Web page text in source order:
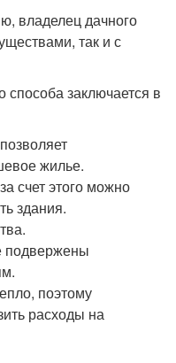
владелец дачного
так и с
способа заключается в
жилье.
счет этого можно
здания.
подвержены
поэтому
расходы на